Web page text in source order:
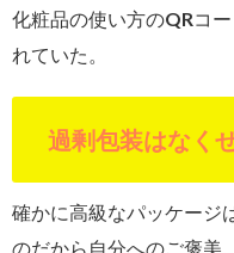
化粧品の使い方のQRコ
れていた。
過剰包装はなく
確かに高級なパッケージ
のだから自分へのご褒美